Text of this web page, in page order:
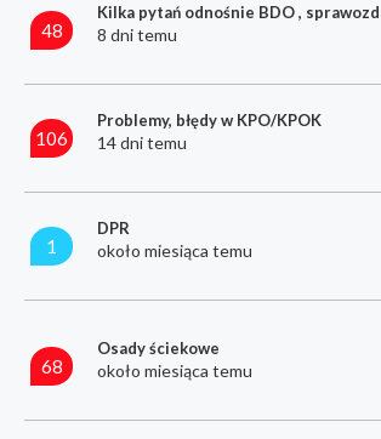
48
Kilka pytań odnośnie BDO ,
8 dni temu
106
Problemy, błędy w KPO/KPOK
14 dni temu
1
DPR
około miesiąca temu
68
Osady ściekowe
około miesiąca temu